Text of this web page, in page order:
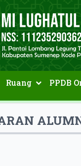
Ruang PPDB